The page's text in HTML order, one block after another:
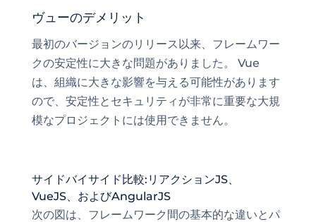
ヴューのデメリット
最初のバージョンのリリース以来、フレームワー
クの安定性に大きな問題がありました。 Vue
は、組織に大きな影響を与える可能性があります
ので、安定性とセキュリティが非常に重要な大規
模なプロジェクトには使用できません。
サイドバイサイド比較:リアクションJS、
VueJS、およびAngularJS
次の図は、フレームワーク間の基本的な違いとパ